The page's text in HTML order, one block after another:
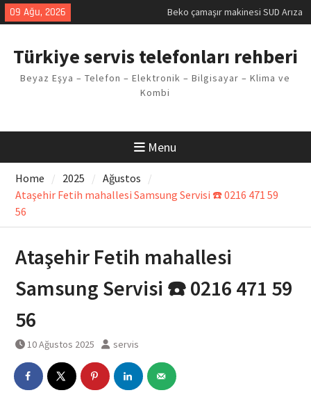
Skip
to
09 Ağu, 2026
Demirdöküm buzdolabı E1 Arıza
Arızası Çözümü
E02 Arıza Kodu Regal kombi
Sorunu
Türkiye servis telefonları rehberi
Beyaz Eşya – Telefon – Elektronik – Bilgisayar – Klima ve
Kombi
Menu
Home 2025
Ağustos
Ataşehir Fetih mahallesi Samsung Servisi ☎️ 0216 471 59
56
Ataşehir Fetih mahallesi
Samsung Servisi ☎️ 0216 471 59
56
10 Ağustos 2025 servis